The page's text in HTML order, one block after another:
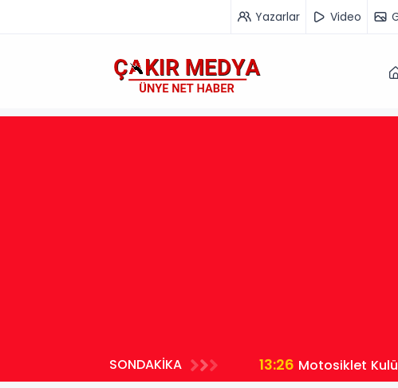
Yazarlar Video
SONDAKİKA 13:26 Motosiklet